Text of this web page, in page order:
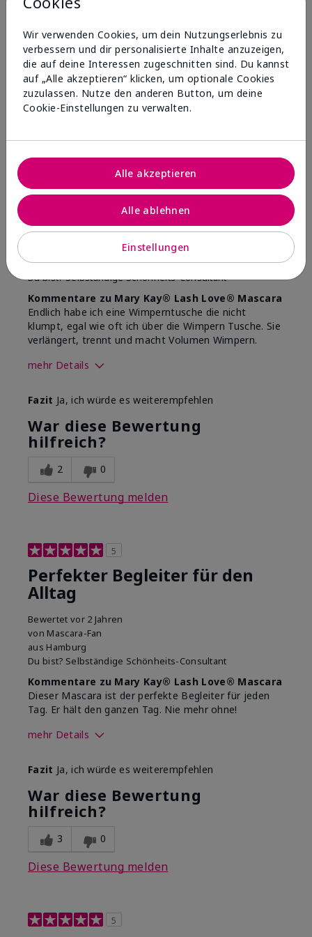
definiert die Wimpern und verklebt nicht.
FazitJa, ich würde es weiterempfehlen
War diese Bewertung
hilfreich?
3 0
Tolles Produkt
Bewertetvor 2 Jahren
ausNRW
Du bist?Selbständige Schönheits-Consultant
Kommentare zu Mary Kay® Lash Love® Mascara
Endlich habe ich eine Wimperntusche die nicht
klumpt, egal wie oft ich über die Wimpern Tusche. Sie
verlängert, trennt und macht Volumen Wimpern.
mehr Details
dieses Produkts?
5
Wie gefällt dir das Produkt im
Vergleich zu anderen von dir
Dekorativkosmetikmarken?
Fazit Ja, ich würde es weiterempfehlen
War diese Bewertung
hilfreich?
2 0
Diese Bewertung melden
5
Perfekter Begleiter für den
Alltag
Bewertet vor 2 Jahren
von Mascara-Fan
aus Hamburg
Du bist? Selbständige Schönheits-Consultant
Kommentare zu Mary Kay® Lash Love® Mascara
Dieser Mascara ist der perfekte Begleiter für jeden
Tag. Er hält den ganzen Tag. Nie mehr ohne!
mehr Details
dieses Produkts?
5
Wie gefällt dir das Produkt im
Vergleich zu anderen von dir
Dekorativkosmetikmarken?
Fazit Ja, ich würde es weiterempfehlen
War diese Bewertung
hilfreich?
3 0
Diese Bewertung melden
5
Wir verwenden Cookies, um dein Nutzungserlebnis zu
verbessern und dir personalisierte Inhalte anzuzeigen,
die auf deine Interessen zugeschnitten sind. Du kannst
auf „Alle akzeptieren“ klicken, um optionale Cookies
zuzulassen. Nutze den anderen Button, um deine
Cookie-Einstellungen zu verwalten.
Einstellungen
Alle ablehnen
Alle akzeptieren